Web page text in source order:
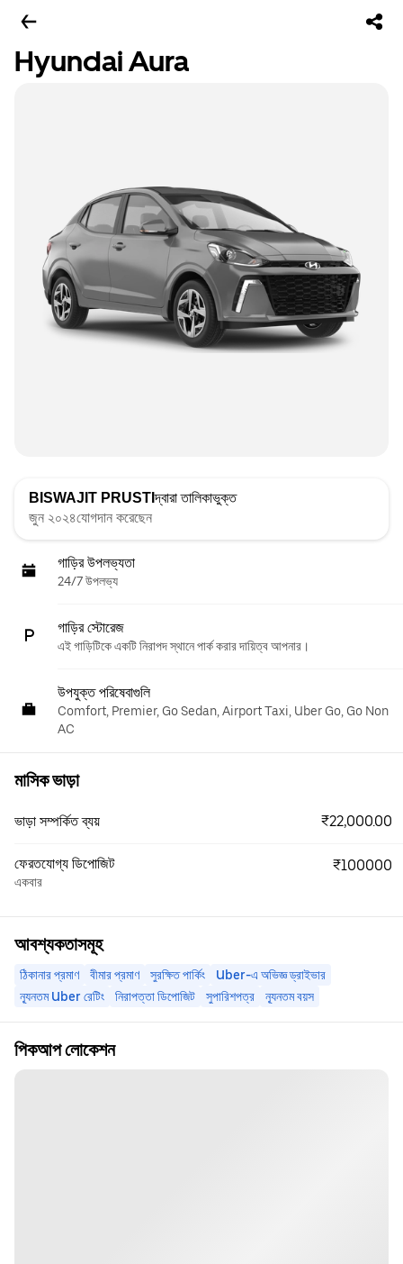
Hyundai Aura
BISWAJIT PRUSTIদ্বারা তালিকাভুক্ত
জুন ২০২৪যোগদান করেছেন
গাড়ির উপলভ্যতা
24/7 উপলভ্য
গাড়ির স্টোরেজ
এই গাড়িটিকে একটি নিরাপদ স্থানে পার্ক করার দায়িত্ব আপনার।
উপযুক্ত পরিষেবাগুলি
Comfort, Premier, Go Sedan, Airport Taxi, Uber Go, Go Non
AC
মাসিক ভাড়া
ভাড়া সম্পর্কিত ব্যয় ₹22,000.00
ফেরতযোগ্য ডিপোজিট
একবার
₹100000
আবশ্যকতাসমূহ
ঠিকানার প্রমাণ বীমার প্রমাণ সুরক্ষিত পার্কিং
Uber-এ অভিজ্ঞ ড্রাইভার
ন্যূনতম Uber রেটিং
নিরাপত্তা ডিপোজিট সুপারিশপত্র ন্যূনতম বয়স
পিকআপ লোকেশন